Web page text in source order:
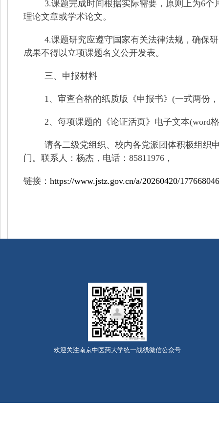
3.课题完成时间根据实际需要，原则上为6个
理论文章或学术论文。
4.课题研究应遵守国家有关法律法规，确保
成果不得以立项课题名义公开发表。
三、申报材料
1、审查合格的纸质版《申报书》 (一式两份
2、每项课题的《论证活页》电子文本(word
请各二级党组织、校内各党派团体积极组织
门。联系人：杨杰，电话： 85811976，
链接： https://www.jstz.gov.cn/a/20260420/
欢迎关注南京中医药大学统一战线微信公众号